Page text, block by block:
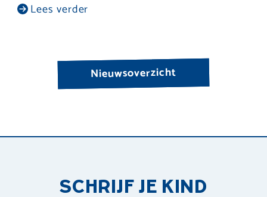
Lees verder
Nieuwsoverzicht
SCHRIJF JE KIND